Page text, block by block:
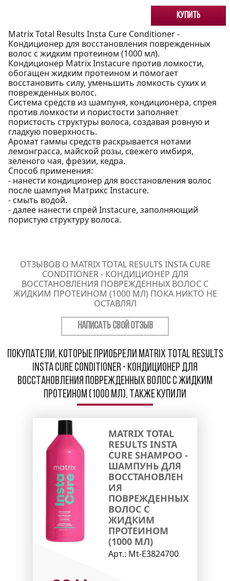
Купить
Matrix Total Results Insta Cure Conditioner -
Кондиционер для восстановления поврежденных
волос с жидким протеином (1000 мл).
Кондиционер Matrix Instacure против ломкости,
обогащен жидким протеином и помогает
восстановить силу, уменьшить ломкость сухих и
поврежденных волос.
Система средств из шампуня, кондиционера, спрея
против ломкости и пористости заполняет
пористость структуры волоса, создавая ровную и
гладкую поверхность.
Аромат гаммы средств раскрывается нотами
лемонграсса, майской розы, свежего имбиря,
зеленого чая, фрезии, кедра.
Способ применения:
- нанести кондиционер для восстановления волос
после шампуня Матрикс Instacure.
- смыть водой.
- далее нанести спрей Instacure, заполняющий
пористую структуру волоса.
ОТЗЫВОВ О MATRIX TOTAL RESULTS INSTA CURE
CONDITIONER - КОНДИЦИОНЕР ДЛЯ
ВОССТАНОВЛЕНИЯ ПОВРЕЖДЕННЫХ ВОЛОС С
ЖИДКИМ ПРОТЕИНОМ (1000 МЛ) ПОКА НИКТО НЕ
ОСТАВЛЯЛ
НАПИСАТЬ СВОЙ ОТЗЫВ
Покупатели, которые приобрели Matrix Total Results
Insta Cure Conditioner - Кондиционер для
восстановления поврежденных волос с жидким
протеином (1000 мл), также купили
MATRIX TOTAL
RESULTS INSTA
CURE SHAMPOO -
ШАМПУНЬ ДЛЯ
ВОССТАНОВЛЕН
ИЯ
ПОВРЕЖДЕННЫХ
ВОЛОС С
ЖИДКИМ
ПРОТЕИНОМ
(1000 МЛ)
Арт.: Mt-E3824700